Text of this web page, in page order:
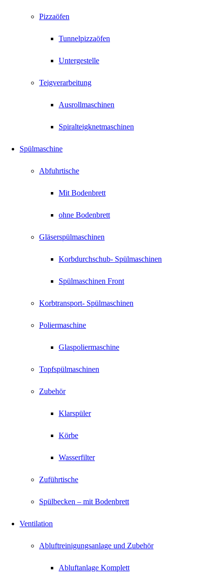
Pizzaöfen
Tunnelpizzaöfen
Untergestelle
Teigverarbeitung
Ausrollmaschinen
Spiralteigknetmaschinen
Spülmaschine
Abfuhrtische
Mit Bodenbrett
ohne Bodenbrett
Gläserspülmaschinen
Korbdurchschub- Spülmaschinen
Spülmaschinen Front
Korbtransport- Spülmaschinen
Poliermaschine
Glaspoliermaschine
Topfspülmaschinen
Zubehör
Klarspüler
Körbe
Wasserfilter
Zuführtische
Spülbecken – mit Bodenbrett
Ventilation
Abluftreinigungsanlage und Zubehör
Abluftanlage Komplett